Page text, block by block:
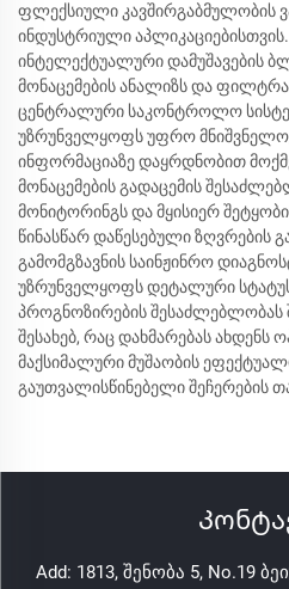
ფლექსიული კავშირგაბმულობის
ინდუსტრიული აპლიკაციებისთვის.
ინტელექტუალური დამუშავების
მონაცემების ანალიზს და
ცენტრალური საკონტროლო
უზრუნველყოფს უფრო
ინფორმაციაზე დაყრდნობით
მონაცემების გადაცემის
მონიტორინგს და მყისიერ
წინასწარ დაწესებული ზღვრების
გამომგზავნის საინჟინრო
უზრუნველყოფს დეტალური
პროგნოზირების შესაძლებლობას
შესახებ, რაც დახმარებას ახდენს
მაქსიმალური მუშაობის
გაუთვალისწინებელი შეჩერების
Add: 1813, შენობა 5, No.19